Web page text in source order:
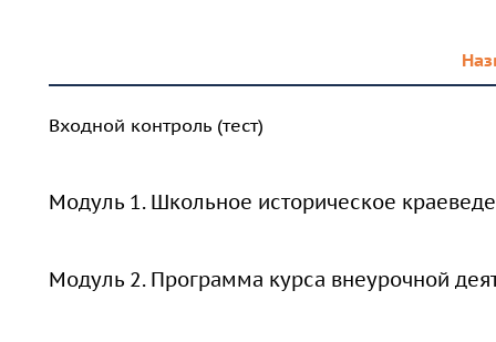
Входной контроль (тест)
Модуль 1. Школьное историческое
Модуль 2. Программа курса внеурочной